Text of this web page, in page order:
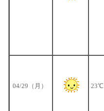
04/29（月） 23℃